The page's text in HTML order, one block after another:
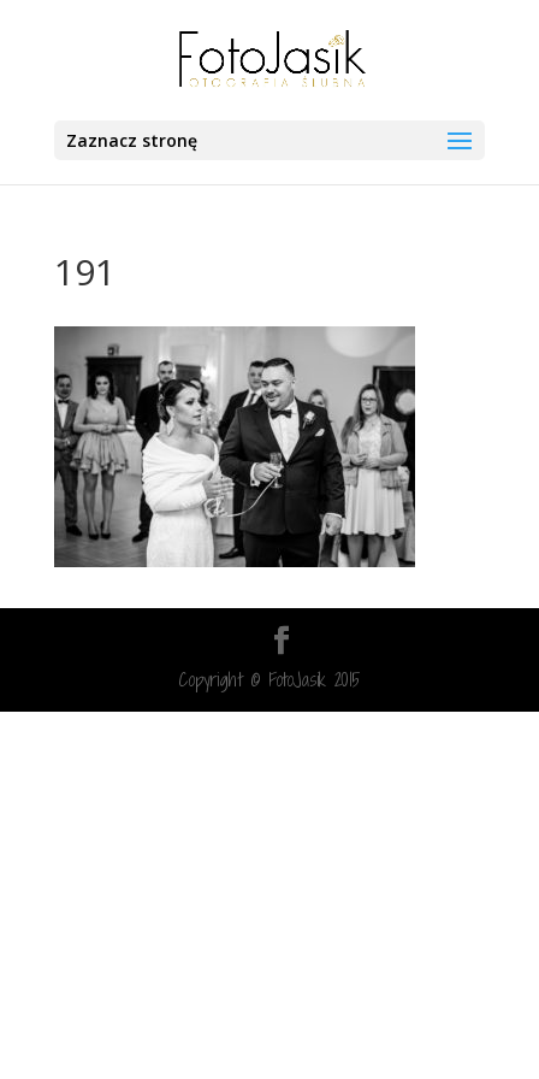
Zaznacz stronę
191
Copyright © FotoJasik 2015